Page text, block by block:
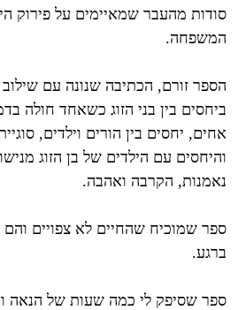
סודות מהעבר שמאיימים על פירוק
המשפחה.
הספר זורם, הכתיבה שנונה עם
ביחסים בין בני הזוג כשאחד חולה
אחים, יחסים בין הורים וילדים,
והיחסים עם הילדים של בן הזוג
נאמנות, הקרבה ואהבה.
ספר שמוכיח שהחיים לא צפויים והם
ברגע.
ספר שסיפק לי כמה שעות של הנאה